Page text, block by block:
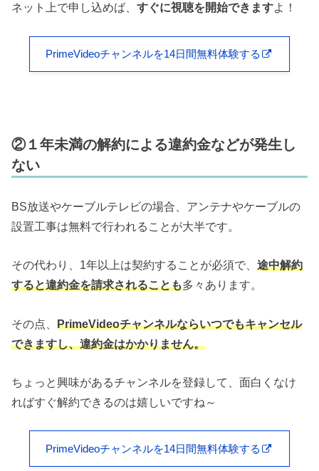
ネット上で申し込めば、すぐに視聴を開始できますよ！
PrimeVideoチャンネルを14日間無料体験する
②１年未満の解約による違約金などが発生し
ない
BS放送やケーブルテレビの場合、アンテナやケーブルの
設置工事は無料で行われることが大半です。
その代わり、1年以上は契約することが必須で、途中解約
すると違約金を請求されることも多々あります。
その点、PrimeVideoチャンネルならいつでもキャンセル
できますし、違約金はかかりません。
ちょっと興味があるチャンネルを登録して、面白くなけ
ればすぐ解約できるのは嬉しいですね～
PrimeVideoチャンネルを14日間無料体験する